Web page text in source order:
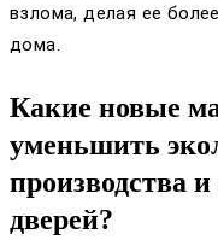
взлома, делая ее
дома.
Какие новые
уменьшить
производства
дверей?